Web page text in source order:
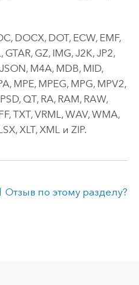
DOCX, DOT, ECW, EMF,
GTAR, GZ, IMG, J2K, JP2,
JSON, M4A, MDB, MID,
MPE, MPEG, MPG, MPV2,
QT, RA, RAM, RAW,
TXT, VRML, WAV, WMA,
XLT, XML и ZIP.
Отзыв по этому разделу?